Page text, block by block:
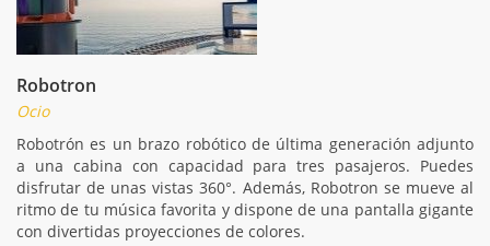
Robotron
Ocio
Robotrón es un brazo robótico de última generación adjunto
a una cabina con capacidad para tres pasajeros. Puedes
disfrutar de unas vistas 360°. Además, Robotron se mueve al
ritmo de tu música favorita y dispone de una pantalla gigante
con divertidas proyecciones de colores.